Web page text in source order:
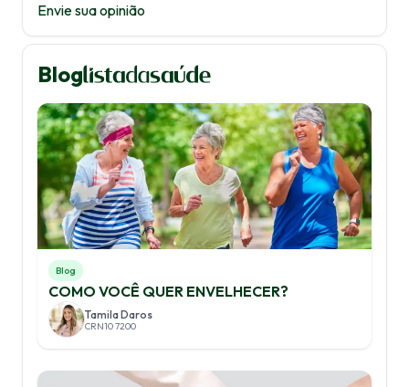
Envie sua opinião
Blog
Blog
COMO VOCÊ QUER ENVELHECER?
Tamila Daros
CRN10 7200